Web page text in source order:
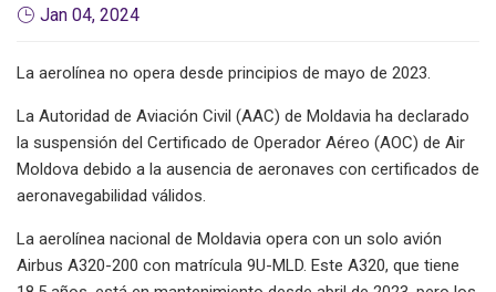
Jan 04, 2024
La aerolínea no opera desde principios de mayo de 2023.
La Autoridad de Aviación Civil (AAC) de Moldavia ha declarado
la suspensión del Certificado de Operador Aéreo (AOC) de Air
Moldova debido a la ausencia de aeronaves con certificados de
aeronavegabilidad válidos.
La aerolínea nacional de Moldavia opera con un solo avión
Airbus A320-200 con matrícula 9U-MLD. Este A320, que tiene